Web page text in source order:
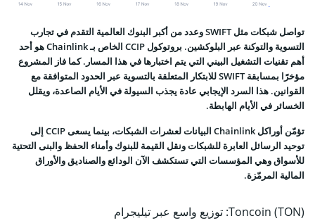
تواصل شبكات مثل SWIFT وعدد من أكبر البنوك العالمية التقدم في تجارب
التسوية والتوكنة عبر البلوكشين. بروتوكول CCIP الخاص بـ Chainlink هو أحد
أهم تقنيات التشغيل البيني التي يتم اختبارها في هذا المسار. كما فاز المشروع
مؤخرًا بمسابقة SWIFT للابتكار المتعلقة بالتسوية عبر الحدود المتوافقة مع
القوانين. هذا السرد الإيجابي عادة يجذب السيولة في الأيام الصاعدة، ويقلل
الخسائر في الأيام الهابطة.
تؤمّن أوراكل Chainlink البيانات لعشرات الشبكات، بينما يسعى CCIP إلى
توحيد الرسائل العابرة للشبكات ونقل القيمة للبنوك وأمناء الحفظ والبنى التحتية
للأسواق وهي المؤسسات التي تستكشف الآن الودائع والصناديق والأوراق
المالية المرمّزة.
Toncoin (TON): توزيع واسع عبر تيليجرام